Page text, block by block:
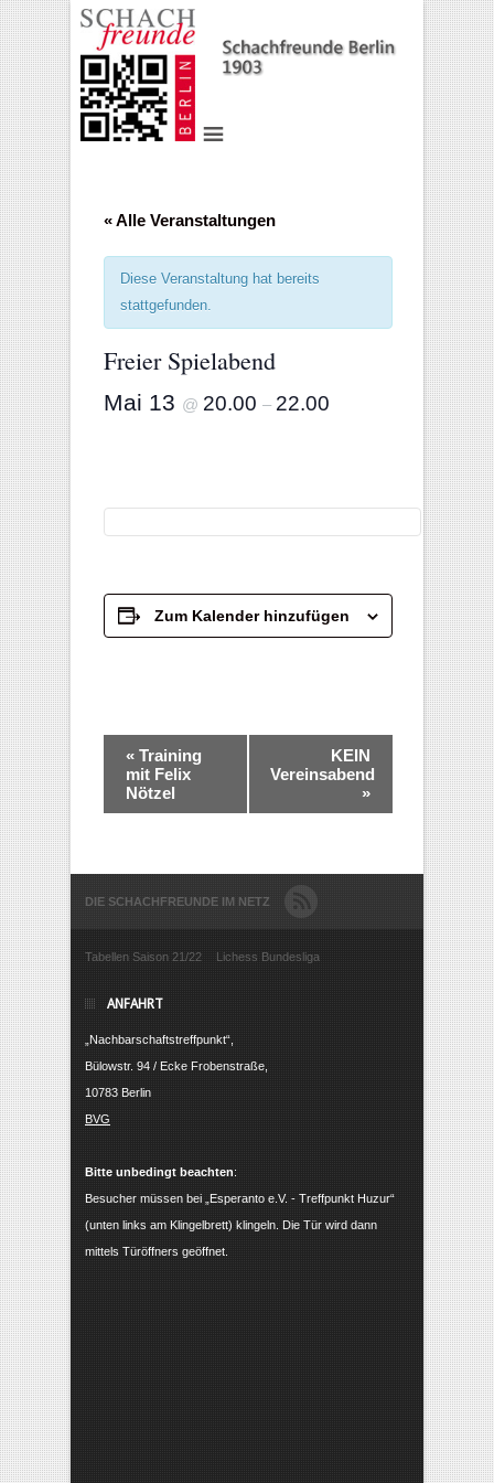
« Alle Veranstaltungen
Diese Veranstaltung hat bereits
stattgefunden.
Freier Spielabend
Mai 13 @ 20.00 – 22.00
Zum Kalender hinzufügen
Veranstaltung-
Navigation
« Training
mit Felix
Nötzel
KEIN
Vereinsabend
»
DIE SCHACHFREUNDE IM NETZ
Tabellen Saison 21/22 Lichess Bundesliga
ANFAHRT
„Nachbarschaftstreffpunkt“,
Bülowstr. 94 / Ecke Frobenstraße,
10783 Berlin
BVG
Bitte unbedingt beachten:
Besucher müssen bei „Esperanto e.V. - Treffpunkt Huzur“
(unten links am Klingelbrett) klingeln. Die Tür wird dann
mittels Türöffners geöffnet.